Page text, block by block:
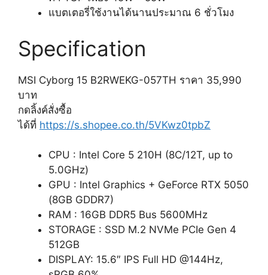
แบตเตอรี่ใช้งานได้นานประมาณ 6 ชั่วโมง
Specification
MSI Cyborg 15 B2RWEKG-057TH ราคา 35,990
บาท
กดลิ้งค์สั่งซื้อ
ได้ที่ https://s.shopee.co.th/5VKwz0tpbZ
CPU : Intel Core 5 210H (8C/12T, up to
5.0GHz)
GPU : Intel Graphics + GeForce RTX 5050
(8GB GDDR7)
RAM : 16GB DDR5 Bus 5600MHz
STORAGE : SSD M.2 NVMe PCIe Gen 4
512GB
DISPLAY: 15.6″ IPS Full HD @144Hz,